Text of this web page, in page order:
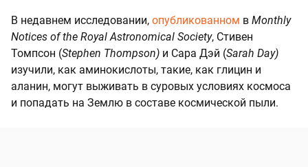
В недавнем исследовании, опубликованном в Monthly
Notices of the Royal Astronomical Society, Стивен
Томпсон (Stephen Thompson) и Сара Дэй (Sarah Day)
изучили, как аминокислоты, такие, как глицин и
аланин, могут выживать в суровых условиях космоса
и попадать на Землю в составе космической пыли.